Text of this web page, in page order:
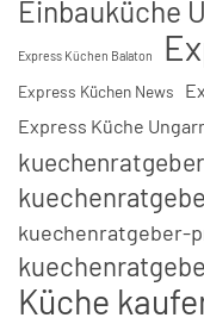
Einbauküche
Express Küchen Balaton
Express Küchen News
Express Küche
kuechenratgeber-
Küche